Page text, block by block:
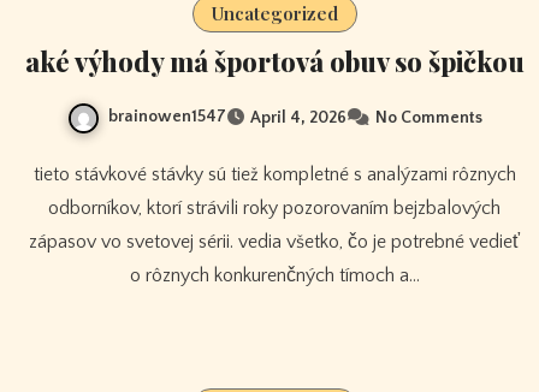
Uncategorized
aké výhody má športová obuv so špičkou
brainowen1547 April 4, 2026 No Comments
tieto stávkové stávky sú tiež kompletné s analýzami rôznych
odborníkov, ktorí strávili roky pozorovaním bejzbalových
zápasov vo svetovej sérii. vedia všetko, čo je potrebné vedieť
o rôznych konkurenčných tímoch a…